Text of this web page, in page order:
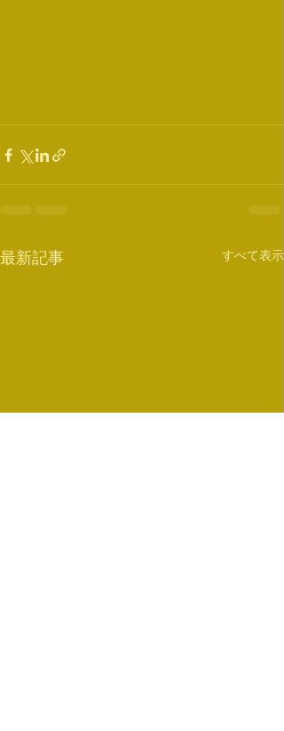
最新記事 すべて表示